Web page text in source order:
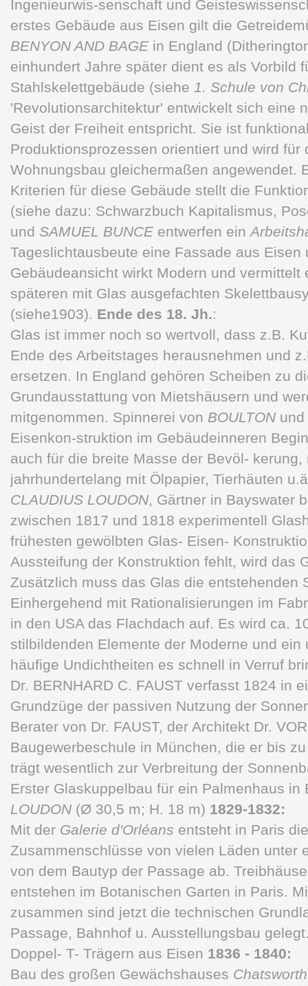
Ingenieurwis-senschaft und
erstes Gebäude aus Eisen gilt die
BENYON AND BAGE in England
einhundert Jahre später dient es als Vorbild
Stahlskelettgebäude (siehe 1. Schule von
'Revolutionsarchitektur' entwickelt sich eine
Geist der Freiheit entspricht. Sie ist
Produktionsprozessen orientiert und wird für
Wohnungsbau gleichermaßen angewendet.
Kriterien für diese Gebäude stellt die
(siehe dazu: Schwarzbuch Kapitalismus,
und SAMUEL BUNCE entwerfen ein
Tageslichtausbeute eine Fassade aus Eisen
Gebäudeansicht wirkt Modern und vermittelt
späteren mit Glas ausgefachten
(siehe1903). Ende des 18. Jh.:
Glas ist immer noch so wertvoll, dass z.B.
Ende des Arbeitstages herausnehmen und
ersetzen. In England gehören Scheiben zu
Grundausstattung von Mietshäusern und
mitgenommen. Spinnerei von BOULTON und
Eisenkon-struktion im Gebäudeinneren
auch für die breite Masse der Bevöl-
jahrhundertelang mit Ölpapier, Tierhäuten
CLAUDIUS LOUDON, Gärtner in Bayswater
zwischen 1817 und 1818 experimentell
frühesten gewölbten Glas- Eisen-
Aussteifung der Konstruktion fehlt, wird das
Zusätzlich muss das Glas die entstehenden
Einhergehend mit Rationalisierungen im
in den USA das Flachdach auf. Es wird ca.
stilbildenden Elemente der Moderne und ein
häufige Undichtheiten es schnell in Verruf
Dr. BERNHARD C. FAUST verfasst 1824 in
Grundzüge der passiven Nutzung der
Berater von Dr. FAUST, der Architekt Dr.
Baugewerbeschule in München, die er bis
trägt wesentlich zur Verbreitung der
Erster Glaskuppelbau für ein Palmenhaus
LOUDON (Ø 30,5 m; H. 18 m) 1829-1832:
Mit der Galerie d'Orléans entsteht in Paris
Zusammenschlüsse von vielen Läden unter
von dem Bautyp der Passage ab.
entstehen im Botanischen Garten in Paris.
zusammen sind jetzt die technischen
Passage, Bahnhof u. Ausstellungsbau
Doppel- T- Trägern aus Eisen 1836 - 1840:
Bau des großen Gewächshauses Chatsworth